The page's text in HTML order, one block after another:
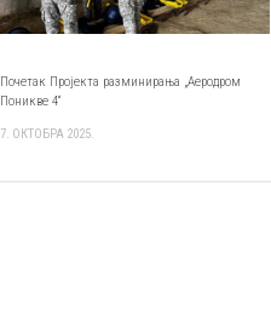
Почетак Пројекта разминирања „Аеродром
Поникве 4“
7. ОКТОБРА 2025.